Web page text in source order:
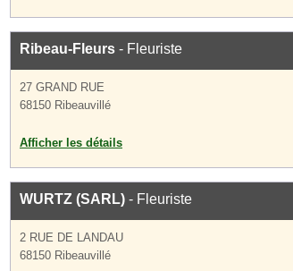
Ribeau-Fleurs - Fleuriste
27 GRAND RUE
68150 Ribeauvillé
Afficher les détails
WURTZ (SARL) - Fleuriste
2 RUE DE LANDAU
68150 Ribeauvillé